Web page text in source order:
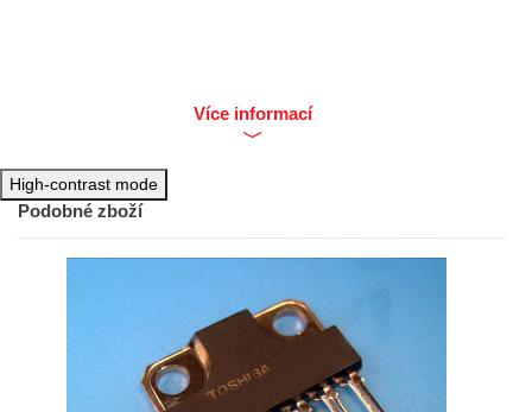
Více informací
High-contrast mode
Podobné zboží